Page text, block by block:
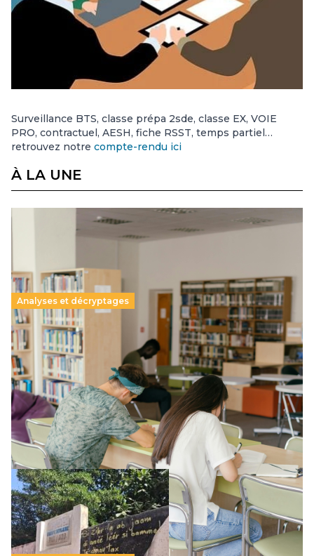
Surveillance BTS, classe prépa 2sde, classe EX, VOIE
PRO, contractuel, AESH, fiche RSST, temps partiel…
retrouvez notre compte-rendu ici
À LA UNE
Analyses et décryptages
Supérieur privé : une dérive qui met à mal la
promesse républicaine
11 juillet 2026-
Le projet de loi sur la régulation de l’enseignement
supérieur privé met en lumière l’amplification d’un système
qui relègue l’acte pédagogique au superfétatoire, voire à…
Lire la suite →